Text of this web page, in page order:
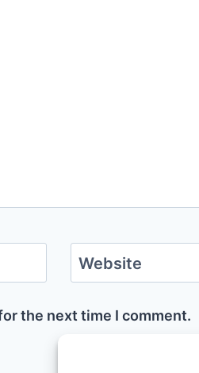
Website
the next time I comment.